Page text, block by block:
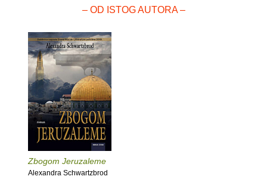
– OD ISTOG AUTORA –
Zbogom Jeruzaleme
Alexandra Schwartzbrod